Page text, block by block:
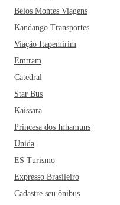
Belos Montes Viagens
Kandango Transportes
Viação Itapemirim
Emtram
Catedral
Star Bus
Kaissara
Princesa dos Inhamuns
Unida
ES Turismo
Expresso Brasileiro
Cadastre seu ônibus